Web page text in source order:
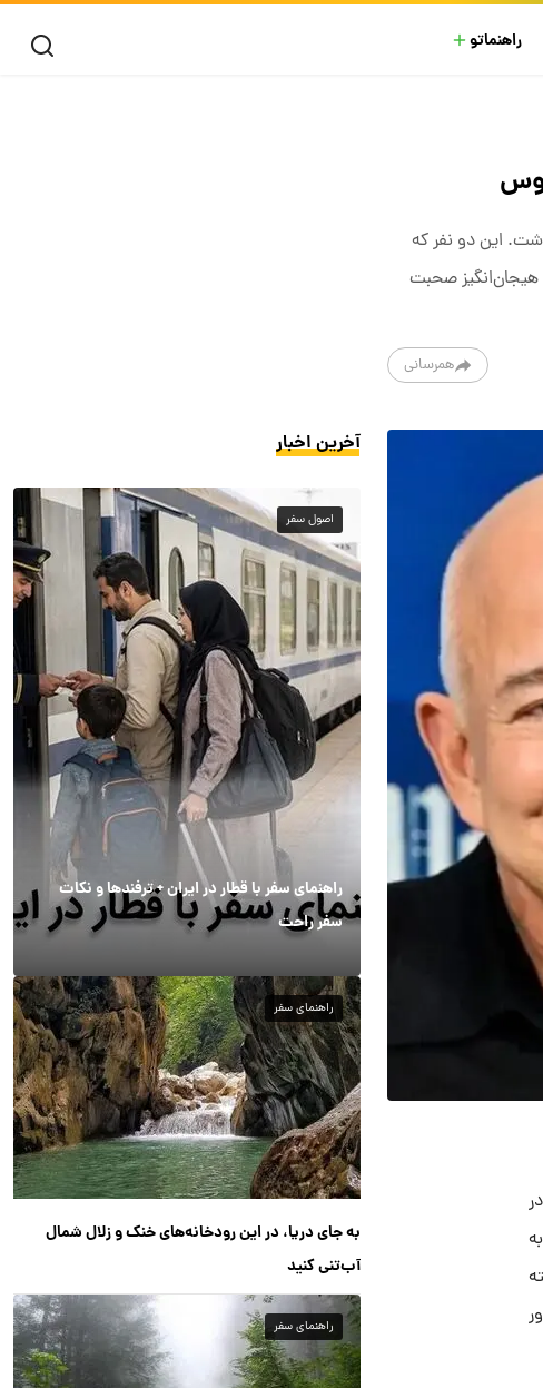
راهنماتو
این دو نفر که
هیجان‌انگیز صحبت
همرسانی
در
آخرین اخبار
اصول سفر
راهنمای سفر با قطار در ایران + ترفندها و نکات
سفر راحت
راهنمای سفر
به جای دریا، در این رودخانه‌های خنک و زلال شمال
آب‌تنی کنید
راهنمای سفر